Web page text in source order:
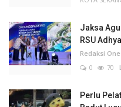
Jaksa
RSU
Redaksi One
0
70
Perlu